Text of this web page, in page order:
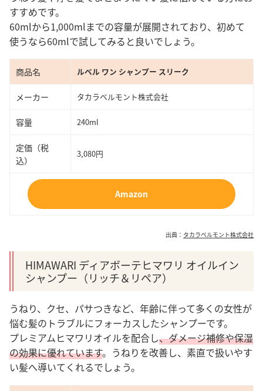
すすめです。
60mlから1,000mlまでの容量が展開されており、初めて
使うなら60mlで試してみると良いでしょう。
商品名 ルベル ワン シャンプー スリーク
メーカー タカラベルモント株式会社
容量 240ml
定価（税
込）
3,080円
Amazon
出典： タカラベルモント株式会社
HIMAWARI ディアボーテヒマワリ オイルイン
シャンプー（リッチ＆リペア）
うねり、クセ、パサつきなど、年齢に伴って多くの女性が
悩む髪のトラブルにフォーカスしたシャンプーです。
プレミアムヒマワリオイルを配合し、ダメージ補修や保湿
の効果に優れています。うねりを改善し、素直で扱いやす
い髪へ導いてくれるでしょう。